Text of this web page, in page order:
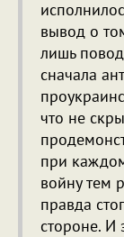
вывод о
лишь
сначала
что не
при
войну тем
правда
стороне. И